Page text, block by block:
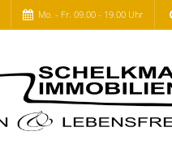
Mo. - Fr. 09.00 - 19.00 Uhr